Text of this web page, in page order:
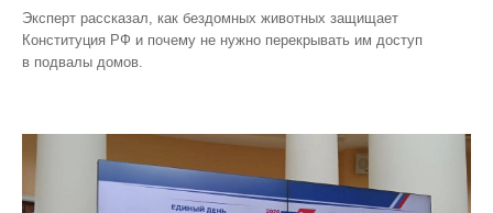
Эксперт рассказал, как бездомных животных защищает
Конституция РФ и почему не нужно перекрывать им доступ
в подвалы домов.